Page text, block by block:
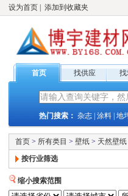
设为首页 添加到收藏夹
首页 找供应 找
热门搜索： 杂志 涂料 地
首页 > 所有类目 > 壁纸 > 天然壁纸
按行业筛选
缩小搜索范围